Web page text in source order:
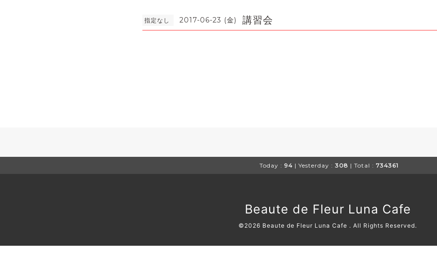
指定なし 2017-06-23 (金) 講習会
Today : 94 | Yesterday : 308 | Total : 734361
Beaute de Fleur Luna Cafe
©2026 Beaute de Fleur Luna Cafe . All Rights Reserved.